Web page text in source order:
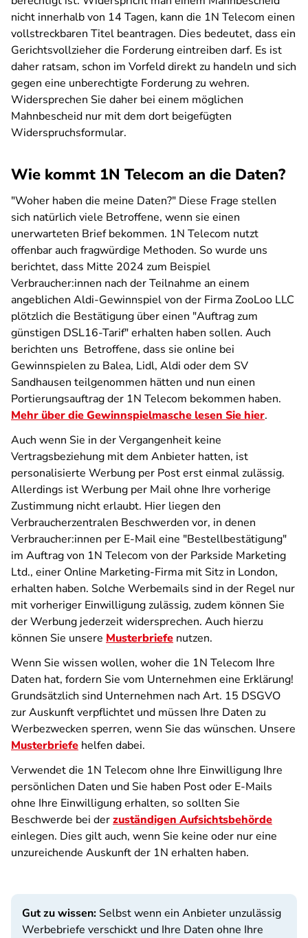
nicht innerhalb von 14 Tagen, kann die 1N Telecom einen
vollstreckbaren Titel beantragen. Dies bedeutet, dass ein
Gerichtsvollzieher die Forderung eintreiben darf. Es ist
daher ratsam, schon im Vorfeld direkt zu handeln und sich
gegen eine unberechtigte Forderung zu wehren.
Widersprechen Sie daher bei einem möglichen
Mahnbescheid nur mit dem dort beigefügten
Widerspruchsformular.
Wie kommt 1N Telecom an die Daten?
"Woher haben die meine Daten?" Diese Frage stellen
sich natürlich viele Betroffene, wenn sie einen
unerwarteten Brief bekommen. 1N Telecom nutzt
offenbar auch fragwürdige Methoden. So wurde uns
berichtet, dass Mitte 2024 zum Beispiel
Verbraucher:innen nach der Teilnahme an einem
angeblichen Aldi-Gewinnspiel von der Firma ZooLoo LLC
plötzlich die Bestätigung über einen "Auftrag zum
günstigen DSL16-Tarif" erhalten haben sollen. Auch
berichten uns Betroffene, dass sie online bei
Gewinnspielen zu Balea, Lidl, Aldi oder dem SV
Sandhausen teilgenommen hätten und nun einen
Portierungsauftrag der 1N Telecom bekommen haben.
Mehr über die Gewinnspielmasche lesen Sie hier.
Auch wenn Sie in der Vergangenheit keine
Vertragsbeziehung mit dem Anbieter hatten, ist
personalisierte Werbung per Post erst einmal zulässig.
Allerdings ist Werbung per Mail ohne Ihre vorherige
Zustimmung nicht erlaubt. Hier liegen den
Verbraucherzentralen Beschwerden vor, in denen
Verbraucher:innen per E-Mail eine "Bestellbestätigung"
im Auftrag von 1N Telecom von der Parkside Marketing
Ltd., einer Online Marketing-Firma mit Sitz in London,
erhalten haben. Solche Werbemails sind in der Regel nur
mit vorheriger Einwilligung zulässig, zudem können Sie
der Werbung jederzeit widersprechen. Auch hierzu
können Sie unsere Musterbriefe nutzen.
Wenn Sie wissen wollen, woher die 1N Telecom Ihre
Daten hat, fordern Sie vom Unternehmen eine Erklärung!
Grundsätzlich sind Unternehmen nach Art. 15 DSGVO
zur Auskunft verpflichtet und müssen Ihre Daten zu
Werbezwecken sperren, wenn Sie das wünschen. Unsere
Musterbriefe helfen dabei.
Verwendet die 1N Telecom ohne Ihre Einwilligung Ihre
persönlichen Daten und Sie haben Post oder E-Mails
ohne Ihre Einwilligung erhalten, so sollten Sie
Beschwerde bei derzuständigen Aufsichtsbehörde
einlegen. Dies gilt auch, wenn Sie keine oder nur eine
unzureichende Auskunft der 1N erhalten haben.
Gut zu wissen: Selbst wenn ein Anbieter unzulässig
Werbebriefe verschickt und Ihre Daten ohne Ihre